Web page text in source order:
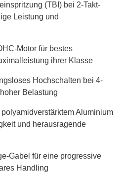
(TBI) bei 2-Takt-
Leistung und
Motor für bestes
ihrer Klasse
Hochschalten bei 4-
Belastung
Aluminium
und herausragende
Gabel für eine progressive
Handling